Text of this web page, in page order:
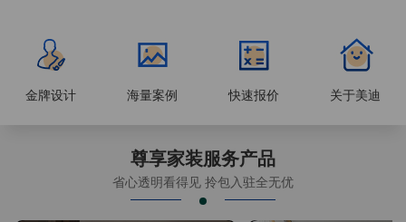
金牌设计 海量案例 快速报价 关于美迪
尊享家装服务产品
省心透明看得见 拎包入驻全无优